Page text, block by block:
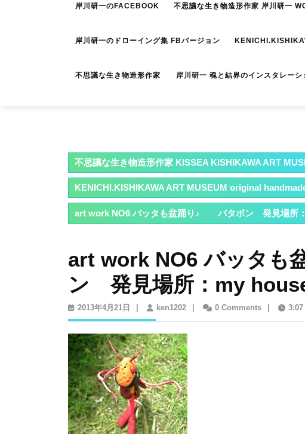
岸川研一のFACEBOOK 不思議な生き物造形作家 岸川研一
岸川研一のドローイング集 FBバージョン
不思議な生き物造形作家 岸川研一 魂と結界のインスタレーシ
不思議な生き物造形作家 KISSEA KISHIKAWA ART
KENICHI.KISHIKAWA ART MUSEUM original
art work NO6 バッタも盆踊り♪ バタボン 発見場所
art work NO6 バッタ
ン 発見場所：my
2013年4月21日
2013
年
月
21
日
ken1202ken12020 Comments 3:07